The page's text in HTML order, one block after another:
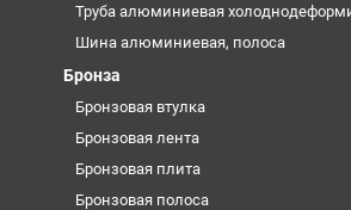
Труба алюминиевая
Шина алюминиевая, полоса
Бронза
Бронзовая втулка
Бронзовая лента
Бронзовая плита
Бронзовая полоса